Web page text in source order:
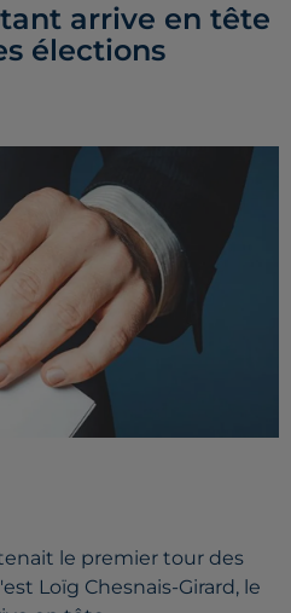
arrive en tête
élections
le premier tour des
Loïg Chesnais-Girard, le